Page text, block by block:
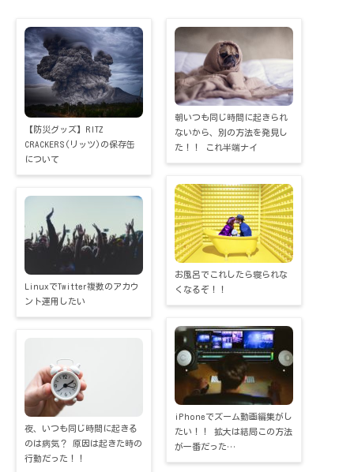
【防災グッズ】RITZ
CRACKERS(リッツ)の保存缶
について
LinuxでTwitter複数のアカウ
ント運用したい
夜、いつも同じ時間に起きる
のは病気？ 原因は起きた時の
行動だった！！
朝いつも同じ時間に起きられ
ないから、別の方法を発見し
た！！ これ半端ナイ
お風呂でこれしたら寝られな
くなるぞ！！
iPhoneでズーム動画編集がし
たい！！ 拡大は結局この方法
が一番だった…